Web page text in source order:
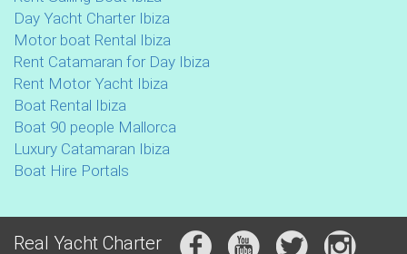
Day Yacht Charter Ibiza
Motor boat Rental Ibiza
Rent Catamaran for Day Ibiza
Rent Motor Yacht Ibiza
Boat Rental Ibiza
Boat 90 people Mallorca
Luxury Catamaran Ibiza
Boat Hire Portals
Real Yacht Charter